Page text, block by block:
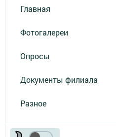
Главная
Фотогалереи
Опросы
Документы филиала
Разное